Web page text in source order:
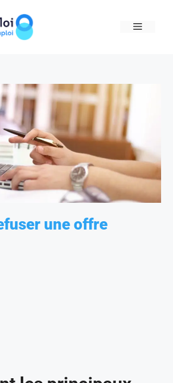
MENU
une offre